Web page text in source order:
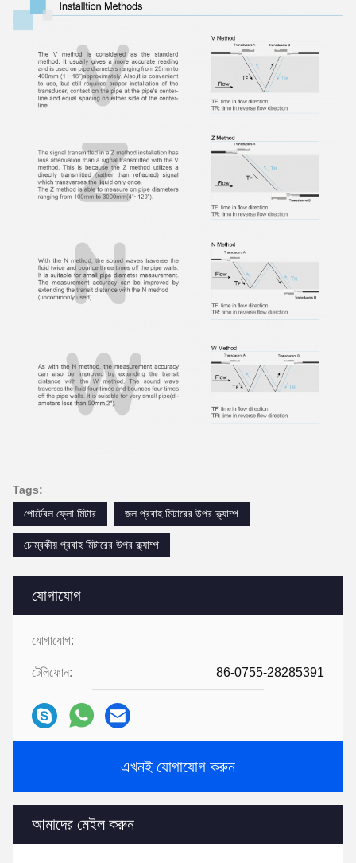
যোগাযোগ
যোগাযোগ:
টেলিফোন: 86-0755-28285391
এখনই যোগাযোগ করুন
আমাদের মেইল করুন
Tags:
পোর্টেবল ফ্লো মিটার
জল প্রবাহ মিটারের উপর ক্ল্যাম্প
চৌম্বকীয় প্রবাহ মিটারের উপর ক্ল্যাম্প